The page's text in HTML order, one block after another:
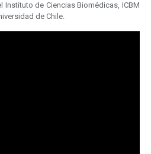
Instituto de Ciencias Biomédicas, ICBM
de Chile.